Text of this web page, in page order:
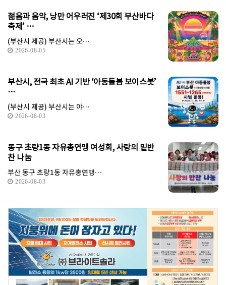
젊음과 음악, 낭만 어우러진 ‘제30회 부산바다
축제’ …
(부산시 제공) 부산시는 오…
2026-08-05
부산시, 전국 최초 AI 기반 ‘아동돌봄 보이스봇’
…
(부산시 제공) 부산시는 야…
2026-08-03
동구 초량1동 자유총연맹 여성회, 사랑의 밑반
찬 나눔
부산 동구 초량1동 자유총연맹…
2026-08-03